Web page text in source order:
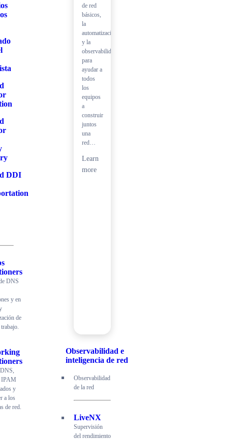
DDI
DNS
y en
de
IPAM
y
a los
de red.
de red
básicos,
la
automatización
y la
observabilidad
para
ayudar a
todos
los
equipos
a
construir
juntos
una
red…
Learn
more
Observabilidad e
inteligencia de red
Observabilidad
de la red
LiveNX
Supervisión
del rendimiento